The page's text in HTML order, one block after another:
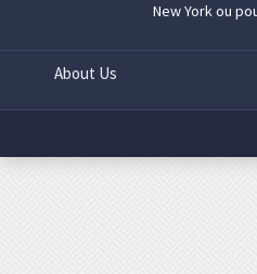
New Yorkou
About Us